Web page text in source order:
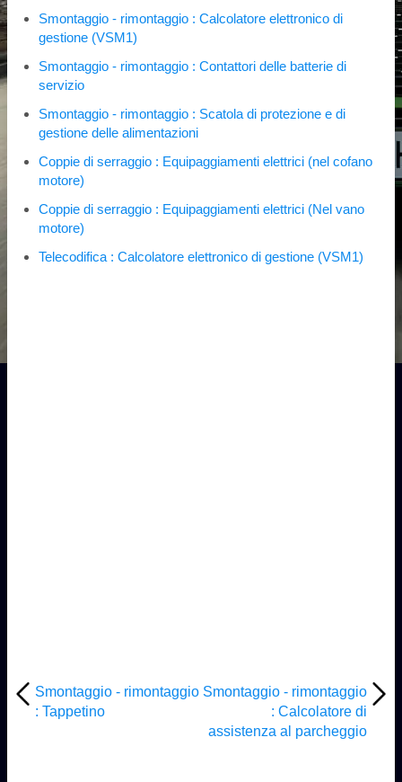
Smontaggio - rimontaggio : Calcolatore elettronico di
gestione (VSM1)
Smontaggio - rimontaggio : Contattori delle batterie di
servizio
Smontaggio - rimontaggio : Scatola di protezione e di
gestione delle alimentazioni
Coppie di serraggio : Equipaggiamenti elettrici (nel cofano
motore)
Coppie di serraggio : Equipaggiamenti elettrici (Nel vano
motore)
Telecodifica : Calcolatore elettronico di gestione (VSM1)
Smontaggio - rimontaggio
: Tappetino
Smontaggio - rimontaggio
: Calcolatore di
assistenza al parcheggio